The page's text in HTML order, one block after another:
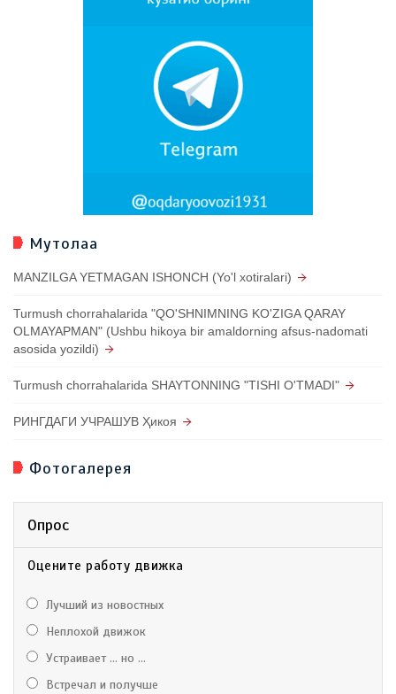
Мутолаа
MANZILGA YETMAGAN ISHONCH (Yo'l xotiralari)
Turmush chorrahalarida "QO'SHNIMNING KO'ZIGA QARAY
OLMAYAPMAN" (Ushbu hikoya bir amaldorning afsus-nadomati
asosida yozildi)
Turmush chorrahalarida SHAYTONNING "TISHI O'TMADI"
РИНГДАГИ УЧРАШУВ Ҳикоя
Фотогалерея
Опрос
Оцените работу движка
Лучший из новостных
Неплохой движок
Устраивает ... но ...
Встречал и получше